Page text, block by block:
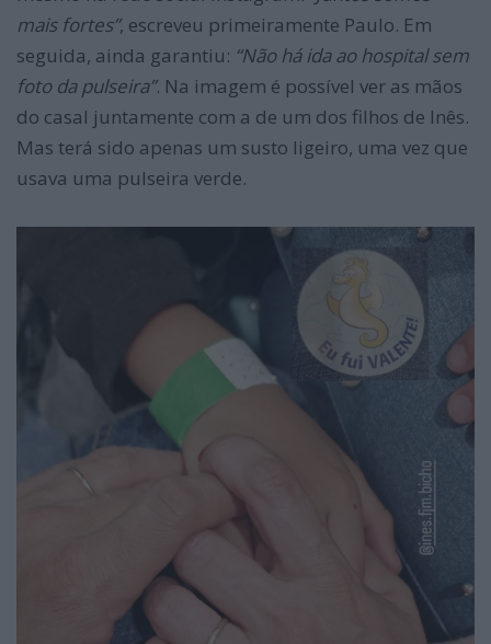
mais fortes”, escreveu primeiramente Paulo. Em
seguida, ainda garantiu: “Não há ida ao hospital sem
foto da pulseira”. Na imagem é possível ver as mãos
do casal juntamente com a de um dos filhos de Inês.
Mas terá sido apenas um susto ligeiro, uma vez que
usava uma pulseira verde.